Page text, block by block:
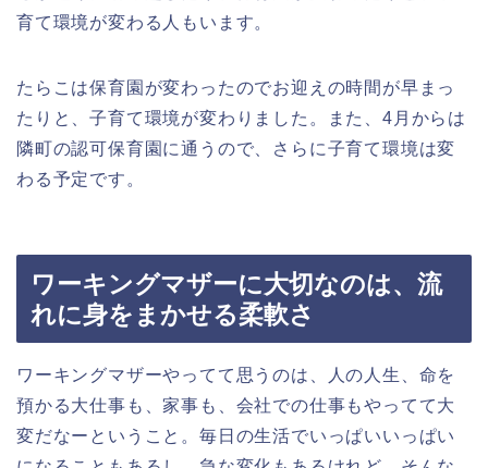
育て環境が変わる人もいます。
たらこは保育園が変わったのでお迎えの時間が早まっ
たりと、子育て環境が変わりました。また、4月からは
隣町の認可保育園に通うので、さらに子育て環境は変
わる予定です。
ワーキングマザーに大切なのは、流
れに身をまかせる柔軟さ
ワーキングマザーやってて思うのは、人の人生、命を
預かる大仕事も、家事も、会社での仕事もやってて大
変だなーということ。毎日の生活でいっぱいいっぱい